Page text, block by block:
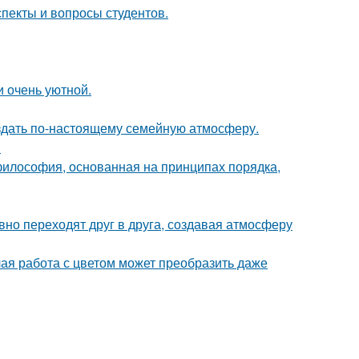
и вопросы студентов.
очень уютной.
по-настоящему семейную атмосферу.
основанная на принципах порядка,
переходят друг в друга, создавая атмосферу
работа с цветом может преобразить даже